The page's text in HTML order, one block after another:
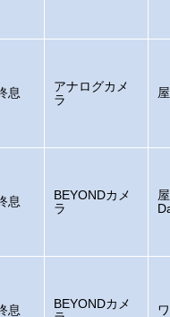
息
アナログカメ
ラ
息
BEYONDカメ
ラ
息
BEYONDカメ